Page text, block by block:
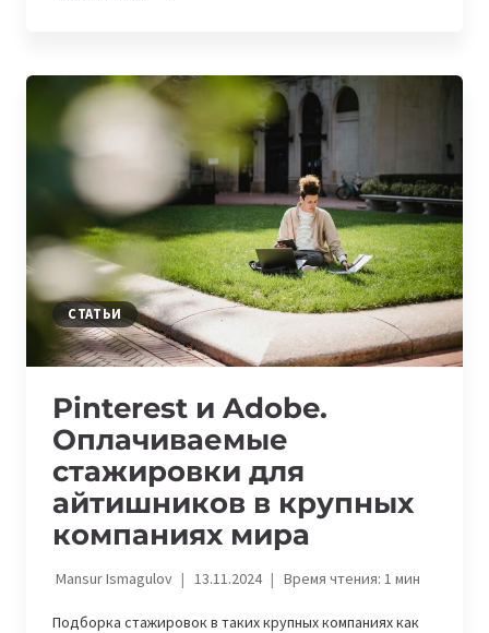
ОПЫТ
АЛИШЕРА
ЕРКИМБЕКОВА
СТАТЬИ
Pinterest и Adobe.
Оплачиваемые
стажировки для
айтишников в крупных
компаниях мира
Mansur Ismagulov 13.11.2024 Время чтения: 1мин
Подборка стажировок в таких крупных компаниях как